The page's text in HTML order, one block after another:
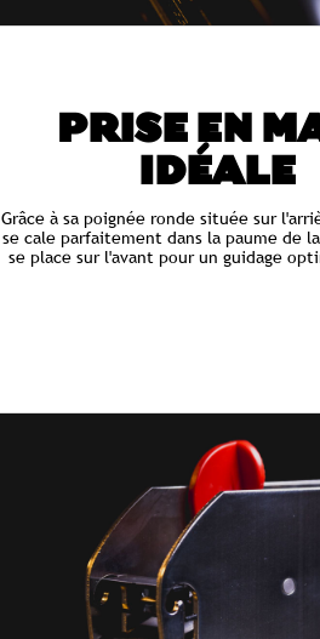
PRISE EN
IDÉALE
Grâce à sa poignée ronde située sur
se cale parfaitement dans la paume de
se place sur l'avant pour un guidage